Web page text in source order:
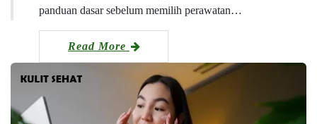
panduan dasar sebelum memilih perawatan…
Read More